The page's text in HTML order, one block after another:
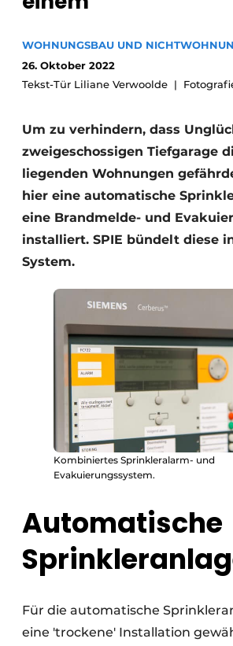
Datenschutz / Cookie-
Geschichte
Freie Stellen
Videos
Modularer Aufbau
WOHNUNGSBAU UND
26. Oktober 2022
Tekst-Tür Liliane Verwoolde
Um zu verhindern, dass
zweigeschossigen Tiefgarage
liegenden Wohnungen
hier eine automatische
eine Brandmelde- und
installiert. SPIE bündelt diese
System.
Kombiniertes Sprinkleralarm- und
Evakuierungssystem.
Automatische
Für die automatische
eine 'trockene' Installation